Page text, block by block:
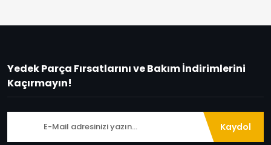
Yedek Parça Fırsatlarını ve Bakım İndirimlerini
Kaçırmayın!
Kaydol